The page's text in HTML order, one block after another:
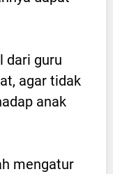
dari guru
agar tidak
anak
mengatur